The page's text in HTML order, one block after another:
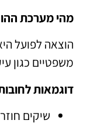
מהי מערכת
הוצאה לפועל
משפטיים כגון
דוגמאות
שיקים